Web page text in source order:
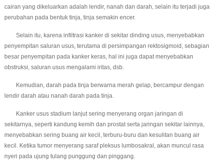
cairan yang dikeluarkan adalah lendir, nanah dan darah, selain itu terjadi juga
perubahan pada bentuk tinja, tinja semakin encer.
Selain itu, karena infiltrasi kanker di sekitar dinding usus, menyebabkan
penyempitan saluran usus, terutama di persimpangan rektosigmoid, sebagian
besar penyempitan pada kanker keras, hal ini juga dapat menyebabkan
obstruksi, saluran usus mengalami iritas, dsb.
Kemudian, darah pada tinja berwarna merah gelap, bercampur dengan
lendir darah atau nanah darah pada tinja.
Kanker usus stadium lanjut sering menyerang organ jaringan di
sekitarnya, seperti kandung kemih dan prostat serta jaringan sekitar lainnya,
menyebabkan sering buang air kecil, terburu-buru dan kesulitan buang air
kecil. Ketika tumor menyerang saraf pleksus lumbosakral, akan muncul rasa
nyeri pada ujung tulang punggung dan pinggang.